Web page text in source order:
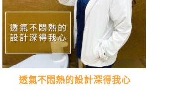
透氣不悶熱的設計深得我心